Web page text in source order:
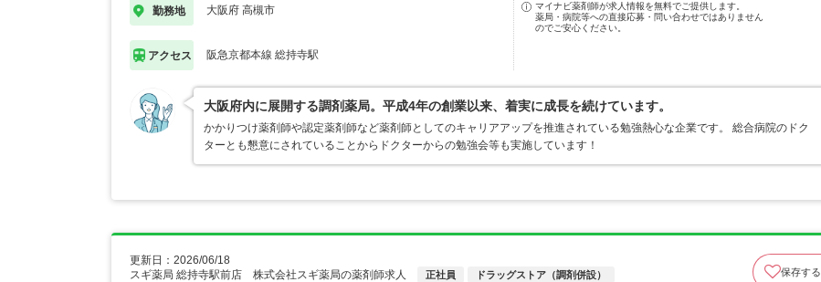
勤務地 大阪府 高槻市
アクセス 阪急京都本線 総持寺駅
マイナビ薬剤師が求人情報を無料でご提供します。
薬局・病院等への直接応募・問い合わせではありません
のでご安心ください。
大阪府内に展開する調剤薬局。平成4年の創業以来、着実に成長を続けています。
かかりつけ薬剤師や認定薬剤師など薬剤師としてのキャリアアップを推進されている勉強熱心な企業です。 総合病院のドク
ターとも懇意にされていることからドクターからの勉強会等も実施しています！
更新日：2026/06/18
スギ薬局 総持寺駅前店 株式会社スギ薬局の薬剤師求人
正社員 ドラッグストア（調剤併設） 保存する